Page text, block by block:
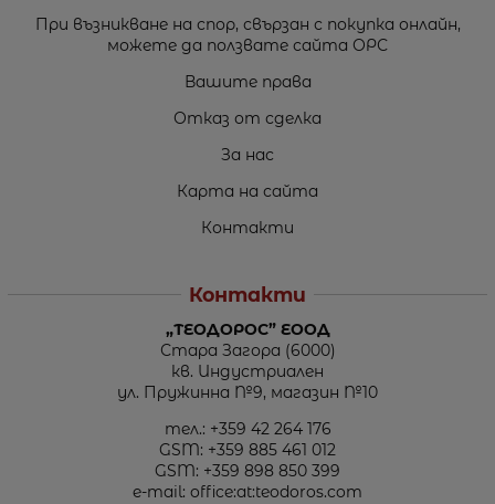
При възникване на спор, свързан с покупка онлайн,
можете да ползвате сайта ОРС
Вашите права
Отказ от сделка
За нас
Карта на сайта
Контакти
Контакти
„ТЕОДОРОС” ЕООД
Стара Загора (6000)
кв. Индустриален
ул. Пружинна №9, магазин №10
тел.: +359 42 264 176
GSM: +359 885 461 012
GSM: +359 898 850 399
e-mail: office:at:teodoros.com